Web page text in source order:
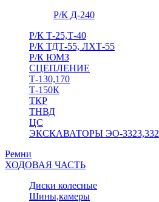
Р/К Д-240
Р/К Т-25,Т-40
Р/К ТДТ-55, ЛХТ-55
Р/К ЮМЗ
СЦЕПЛЕНИЕ
Т-130,170
Т-150К
ТКР
ТНВД
ЦС
ЭКСКАВАТОРЫ ЭО-
Ремни
ХОДОВАЯ ЧАСТЬ
Диски колесные
Шины,камеры